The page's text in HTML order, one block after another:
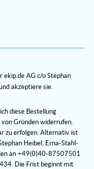
ekip.de AG c/o Stephan
akzeptiere sie.
diese Bestellung
Gründen widerrufen.
zu erfolgen. Alternativ ist
Heibel, Erna-Stahl-
an +49(0)40-87507501
Die Frist beginnt mit